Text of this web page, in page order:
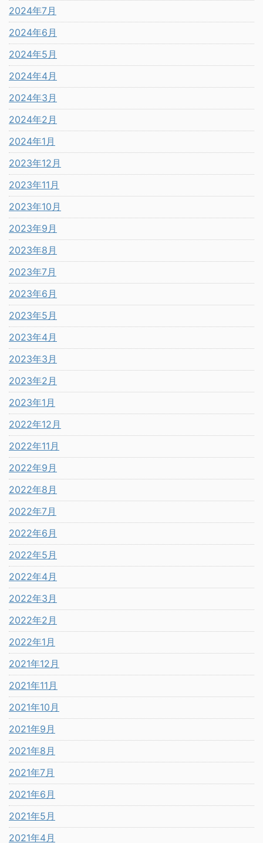
2024年7月
2024年6月
2024年5月
2024年4月
2024年3月
2024年2月
2024年1月
2023年12月
2023年11月
2023年10月
2023年9月
2023年8月
2023年7月
2023年6月
2023年5月
2023年4月
2023年3月
2023年2月
2023年1月
2022年12月
2022年11月
2022年9月
2022年8月
2022年7月
2022年6月
2022年5月
2022年4月
2022年3月
2022年2月
2022年1月
2021年12月
2021年11月
2021年10月
2021年9月
2021年8月
2021年7月
2021年6月
2021年5月
2021年4月